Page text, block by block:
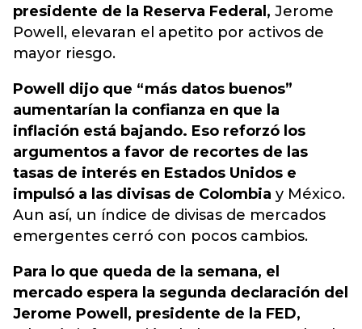
presidente de la Reserva Federal, Jerome
Powell, elevaran el apetito por activos de
mayor riesgo.
Powell dijo que “más datos buenos”
aumentarían la confianza en que la
inflación está bajando. Eso reforzó los
argumentos a favor de recortes de las
tasas de interés en Estados Unidos e
impulsó a las divisas de Colombia y México.
Aun así, un índice de divisas de mercados
emergentes cerró con pocos cambios.
Para lo que queda de la semana, el
mercado espera la segunda declaración del
Jerome Powell, presidente de la FED,